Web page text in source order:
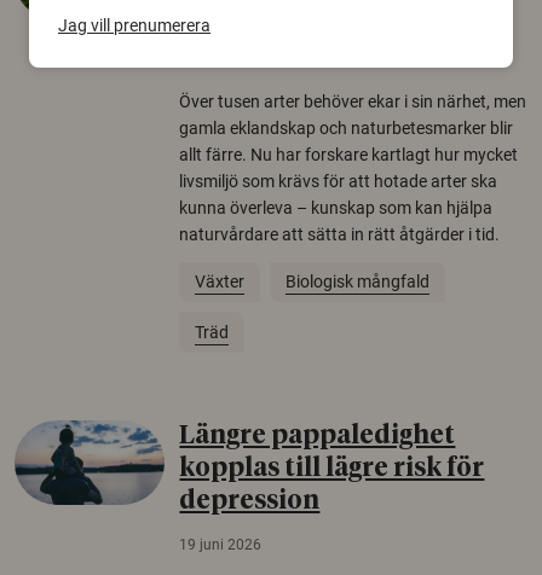
arter
Över tusen arter behöver ekar i sin närhet, men
gamla eklandskap och naturbetesmarker blir
allt färre. Nu har forskare kartlagt hur mycket
livsmiljö som krävs för att hotade arter ska
kunna överleva – kunskap som kan hjälpa
naturvårdare att sätta in rätt åtgärder i tid.
Växter Biologisk mångfald
Träd
Längre pappaledighet
kopplas till lägre risk för
depression
19 juni 2026
Jag vill prenumerera